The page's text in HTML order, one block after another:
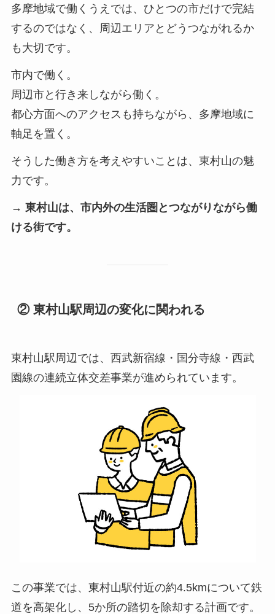
多摩地域で働くうえでは、ひとつの市だけで完結
するのではなく、周辺エリアとどうつながれるか
も大切です。
市内で働く。
周辺市と行き来しながら働く。
都心方面へのアクセスも持ちながら、多摩地域に
軸足を置く。
そうした働き方を考えやすいことは、東村山の魅
力です。
→ 東村山は、市内外の生活圏とつながりながら働
ける街です。
② 東村山駅周辺の変化に関われる
東村山駅周辺では、西武新宿線・国分寺線・西武
園線の連続立体交差事業が進められています。
この事業では、東村山駅付近の約4.5kmについて鉄
道を高架化し、5か所の踏切を除却する計画です。